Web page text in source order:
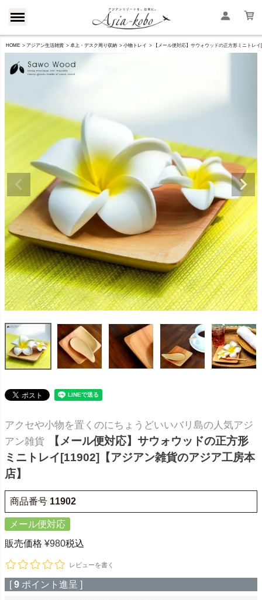
HOME アジアン生活雑貨 卓上・デスク周り収納 小物トレイ 【メール便対応】サウォウッドの正方形ミニトレ
アクセや小物を置くのにちょうどいいバリ島の人気アジ
アン雑貨
【メール便対応】サウォウッドの正方形
ミニトレイ[11902]【アジアン雑貨のアジア工房本
店】
商品番号 11902
メール便対応
販売価格 ¥980税込
レビューを書く
[ 9 ポイント進呈 ]